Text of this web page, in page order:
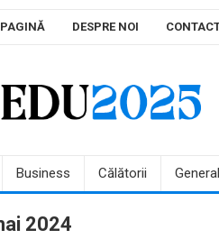
DESPRE NOI
Business Călătorii
2024